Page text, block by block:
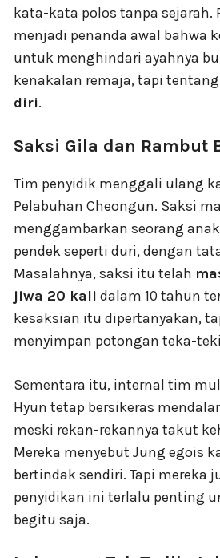
kata-kata polos tanpa sejarah.
menjadi penanda awal bahwa
untuk menghindari ayahnya
kenakalan remaja, tapi tentang
diri.
Saksi Gila dan Rambut
Tim penyidik menggali ulang
Pelabuhan Cheongun. Saksi
menggambarkan seorang
pendek seperti duri, dengan
Masalahnya, saksi itu telah
jiwa 20 kali dalam 10 tahun
kesaksian itu dipertanyakan,
menyimpan potongan teka-
Sementara itu, internal tim
Hyun tetap bersikeras
meski rekan-rekannya takut
Mereka menyebut Jung egois
bertindak sendiri. Tapi mereka
penyidikan ini terlalu penting
begitu saja.